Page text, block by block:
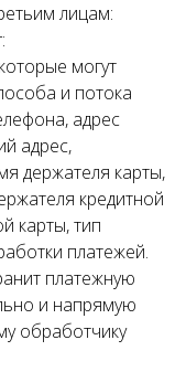
лицам:
могут
и потока
адрес
адрес,
держателя карты,
кредитной
карты, тип
платежей.
платежную
и напрямую
обработчику